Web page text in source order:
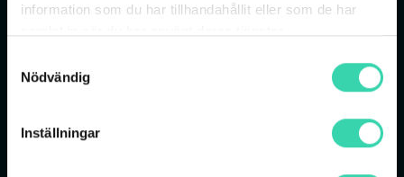
information som du har tillhandahållit eller som de har
Nödvändig
Inställningar
sporträttigheterna — ingår alla i Viaplays
kommentatorer och stöd för 4K på utvalda
sändningar. Som Sappa-kund får du rabatten i
24 månader på valfritt sportpaket — utan extra
autogiro, utan ny faktura och utan att byta TV-